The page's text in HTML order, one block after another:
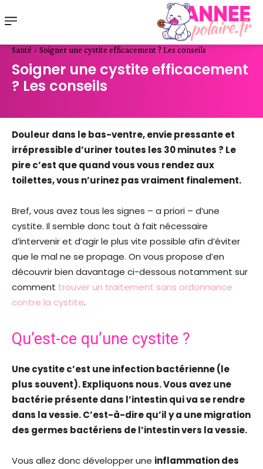
Santé Soigner une cystite efficacement ? Les conseils
Soigner une cystite efficacement
? Les conseils
Douleur dans le bas-ventre, envie pressante et
irrépressible d’uriner toutes les 30 minutes ? Le
pire c’est que quand vous vous rendez aux
toilettes, vous n’urinez pas vraiment finalement.
Bref, vous avez tous les signes – a priori – d’une
cystite. Il semble donc tout à fait nécessaire
d’intervenir et d’agir le plus vite possible afin d’éviter
que le mal ne se propage. On vous propose d’en
découvrir bien davantage ci-dessous notamment sur
comment trouver un traitement sans ordonnance
contre la cystite.
Qu’est-ce qu’une cystite ?
Une cystite c’est une infection bactérienne (le
plus souvent). Expliquons nous. Vous avez une
bactérie présente dans l’intestin qui va se rendre
dans la vessie. C’est-à-dire qu’il y a une migration
des germes bactériens de l’intestin vers la vessie.
Vous allez donc développer une inflammation des